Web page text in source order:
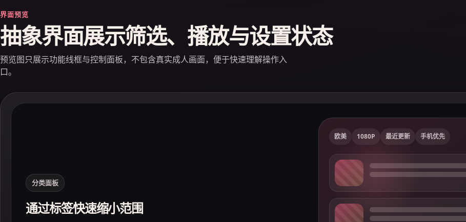
界面预览
抽象界面展示筛选、播放与设置状态
预览图只展示功能线框与控制面板，不包含真实成人画面，便于快速理解操作入
口。
分类面板
通过标签快速缩小范围
欧美 1080P 最近更新 手机优先